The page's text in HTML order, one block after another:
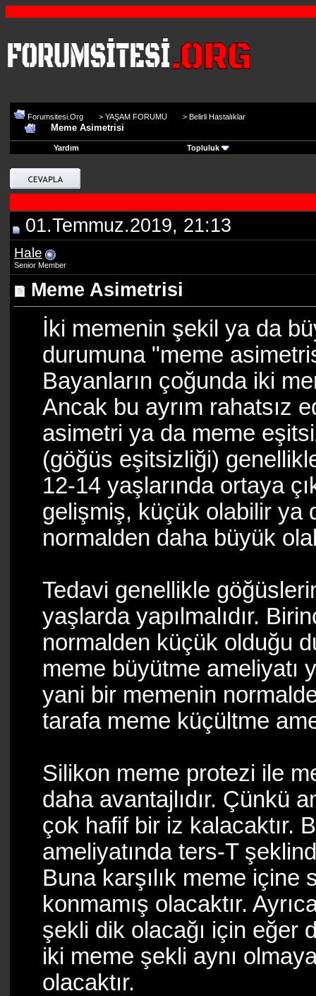
Forumsitesi.Org > YAŞAM FORUMU > Belirli Hastalıklar
Meme Asimetrisi
Yardım Topluluk
01.Temmuz.2019, 21:13
Hale
Senior Member
Meme Asimetrisi
İki memenin şekil ya da
durumuna "meme
Bayanların çoğunda iki
Ancak bu ayrım rahatsız
asimetri ya da meme
(göğüs eşitsizliği)
12-14 yaşlarında ortaya
gelişmiş, küçük olabilir ya
normalden daha büyük
Tedavi genellikle
yaşlarda yapılmalıdır.
normalden küçük olduğu
meme büyütme ameliyatı
yani bir memenin
tarafa meme küçültme
Silikon meme protezi ile
daha avantajlıdır. Çünkü
çok hafif bir iz kalacaktır.
ameliyatında ters-T
Buna karşılık meme içine
konmamış olacaktır.
şekli dik olacağı için eğer
iki meme şekli aynı
olacaktır.